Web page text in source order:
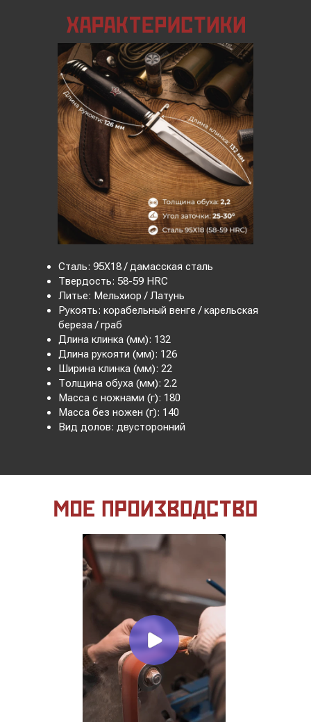
Сталь: 95Х18 / дамасская сталь
Твердость: 58-59 HRC
Литье: Мельхиор / Латунь
Рукоять: корабельный венге / карельская
береза / граб
Длина клинка (мм): 132
Длина рукояти (мм): 126
Ширина клинка (мм): 22
Толщина обуха (мм): 2.2
Масса с ножнами (г): 180
Масса без ножен (г): 140
Вид долов: двусторонний